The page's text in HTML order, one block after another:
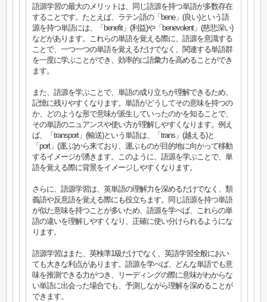
語源学習の最大のメリットは、同じ語源を持つ単語が多数存在
することです。たとえば、ラテン語の「bene」(良い)という語
源を持つ単語には、「benefit」(利益)や「benevolent」(慈悲深い)
などがあります。これらの単語を覚える際に、語源を意識する
ことで、一つ一つの単語を覚えるだけでなく、関連する単語群
を一度に学ぶことができ、効率的に語彙力を高めることができ
ます。
また、語源を学ぶことで、単語の成り立ちが理解できるため、
記憶に残りやすくなります。単語がどうしてその意味を持つの
か、どのような形で意味が派生していったのかを知ることで、
その単語のニュアンスや使い方が理解しやすくなります。例え
ば、「transport」(輸送)という単語は、「trans」(越える)と
「port」(運ぶ)から来ており、運ぶものが目的地に向かって移動
するイメージが湧きます。このように、語源を学ぶことで、単
語を覚える際に背景をイメージしやすくなります。
さらに、語源学習は、英単語の理解力を深めるだけでなく、類
義語や反意語を覚える際にも役立ちます。同じ語源を持つ単語
が似た意味を持つことが多いため、語源を学べば、これらの単
語の違いを理解しやすくなり、正確に使い分けられるようにな
ります。
語源学習はまた、英検準1級だけでなく、英語学習全般におい
ても大きな利点があります。語源を学べば、どんな単語でも意
味を推測できる力がつき、リーディングの際に意味がわからな
い単語に出会った場合でも、予測しながら理解を深めることが
できます。